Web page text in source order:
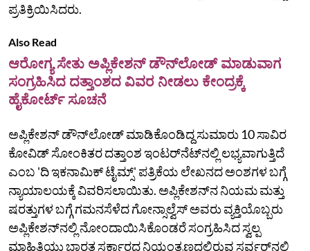
ಪ್ರತಿಕ್ರಿಯಿಸಿದರು.
Also Read
ಆರೋಗ್ಯ ಸೇತು ಅಪ್ಲಿಕೇಶನ್‌ ಡೌನ್‌ಲೋಡ್‌ ಮಾಡುವಾಗ
ಸಂಗ್ರಹಿಸಿದ ದತ್ತಾಂಶದ ವಿವರ ನೀಡಲು ಕೇಂದ್ರಕ್ಕೆ
ಹೈಕೋರ್ಟ್‌ ಸೂಚನೆ
ಅಪ್ಲಿಕೇಶನ್‌ ಡೌನ್‌ಲೋಡ್‌ ಮಾಡಿಕೊಂಡಿದ್ದ ಸುಮಾರು 10 ಸಾವಿರ
ಕೋವಿಡ್‌ ಸೋಂಕಿತರ ದತ್ತಾಂಶ ಇಂಟರ್‌ನೆಟ್‌ನಲ್ಲಿ ಲಭ್ಯವಾಗುತ್ತಿದೆ
ಎಂಬ 'ದಿ ಇಕನಾಮಿಕ್‌ ಟೈಮ್ಸ್‌' ಪತ್ರಿಕೆಯ ಲೇಖನದ ಅಂಶಗಳ ಬಗ್ಗೆ
ನ್ಯಾಯಾಲಯಕ್ಕೆ ವಿವರಿಸಲಾಯಿತು. ಅಪ್ಲಿಕೇಶನ್‌ನ ನಿಯಮ ಮತ್ತು
ಷರತ್ತುಗಳ ಬಗ್ಗೆ ಗಮನಸೆಳೆದ ಗೋನ್ಸಾಲ್ವೆಸ್‌ ಅವರು ವ್ಯಕ್ತಿಯೊಬ್ಬರು
ಅಪ್ಲಿಕೇಶನ್‌ನಲ್ಲಿ ನೋಂದಾಯಿಸಿಕೊಂಡರೆ ಸಂಗ್ರಹಿಸಿದ ಸ್ವಲ್ಪ
ಮಾಹಿತಿಯು ಭಾರತ ಸರ್ಕಾರದ ನಿಯಂತ್ರಣದಲ್ಲಿರುವ ಸರ್ವರ್‌ನಲ್ಲಿ